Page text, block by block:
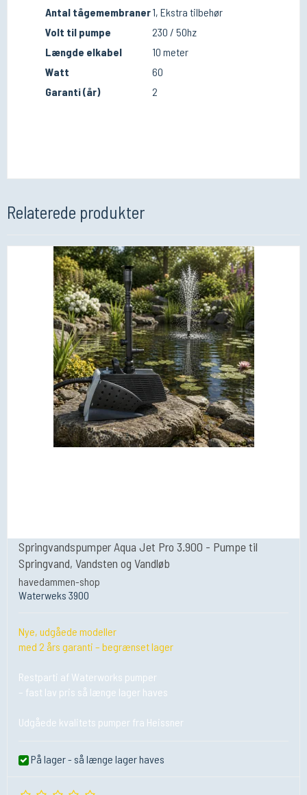
Antal tågemembraner1, Ekstra tilbehør
Volt til pumpe
230 / 50hz
Længde elkabel
10 meter
Watt
60
Garanti (år)
2
Relaterede produkter
Springvandspumper Aqua Jet Pro 3.900 - Pumpe til
Springvand, Vandsten og Vandløb
havedammen-shop
Waterweks 3900
Nye, udgåede modeller
med 2 års garanti – begrænset lager
Restparti af Waterworks pumper
– fast lav pris så længe lager haves
Udgåede kvalitets pumper fra Heissner
På lager - så længe lager haves